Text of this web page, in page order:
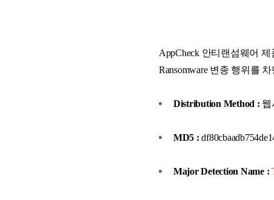
AppCheck 안티랜섬웨어 제
Ransomware 변종 행위를
Distribution Method : 웹
MD5 :
Major Detection Name :